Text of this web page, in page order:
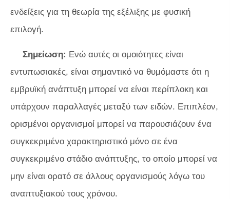
ενδείξεις για τη θεωρία της εξέλιξης με φυσική
επιλογή.
Σημείωση: Ενώ αυτές οι ομοιότητες είναι
εντυπωσιακές, είναι σημαντικό να θυμόμαστε ότι η
εμβρυϊκή ανάπτυξη μπορεί να είναι περίπλοκη και
υπάρχουν παραλλαγές μεταξύ των ειδών. Επιπλέον,
ορισμένοι οργανισμοί μπορεί να παρουσιάζουν ένα
συγκεκριμένο χαρακτηριστικό μόνο σε ένα
συγκεκριμένο στάδιο ανάπτυξης, το οποίο μπορεί να
μην είναι ορατό σε άλλους οργανισμούς λόγω του
αναπτυξιακού τους χρόνου.